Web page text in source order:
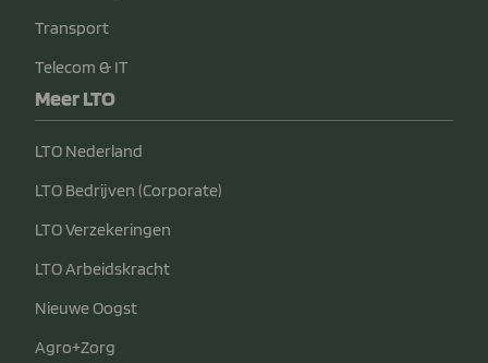
Transport
Telecom & IT
Meer LTO
LTO Nederland
LTO Bedrijven (Corporate)
LTO Verzekeringen
LTO Arbeidskracht
Nieuwe Oogst
Agro+Zorg